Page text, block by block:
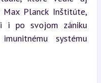
Planck Inštitúte,
i po svojom zániku
systému